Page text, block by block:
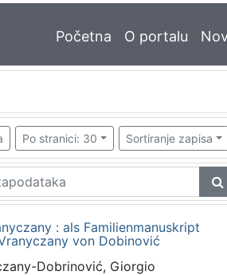
Početna O portalu
Po stranici: 30 Sortiranje zapisa
: als Familienmanuskript
von Dobinović
Dobrinović, Giorgio